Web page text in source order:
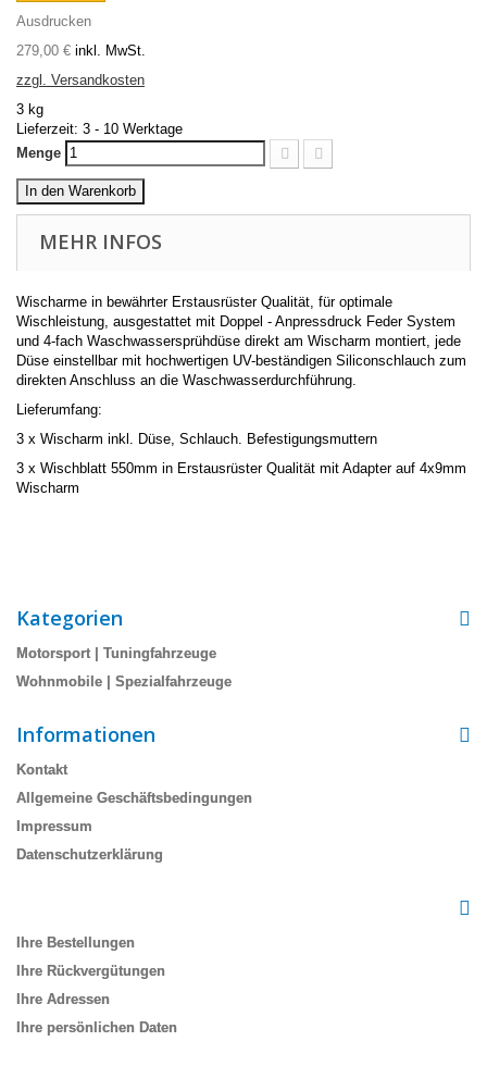
Ausdrucken
279,00 € inkl. MwSt.
zzgl. Versandkosten
3 kg
Lieferzeit: 3 - 10 Werktage
Menge
In den Warenkorb
MEHR INFOS
Wischarme in bewährter Erstausrüster Qualität, für optimale
Wischleistung, ausgestattet mit Doppel - Anpressdruck Feder System
und 4-fach Waschwassersprühdüse direkt am Wischarm montiert, jede
Düse einstellbar mit hochwertigen UV-beständigen Siliconschlauch zum
direkten Anschluss an die Waschwasserdurchführung.
Lieferumfang:
3 x Wischarm inkl. Düse, Schlauch. Befestigungsmuttern
3 x Wischblatt 550mm in Erstausrüster Qualität mit Adapter auf 4x9mm
Wischarm
Kategorien
Motorsport | Tuningfahrzeuge
Wohnmobile | Spezialfahrzeuge
Informationen
Kontakt
Allgemeine Geschäftsbedingungen
Impressum
Datenschutzerklärung
Ihre Bestellungen
Ihre Rückvergütungen
Ihre Adressen
Ihre persönlichen Daten